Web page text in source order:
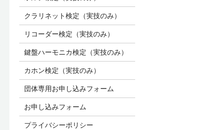
クラリネット検定（実技のみ）
リコーダー検定（実技のみ）
鍵盤ハーモニカ検定（実技のみ）
カホン検定（実技のみ）
団体専用お申し込みフォーム
お申し込みフォーム
プライバシーポリシー